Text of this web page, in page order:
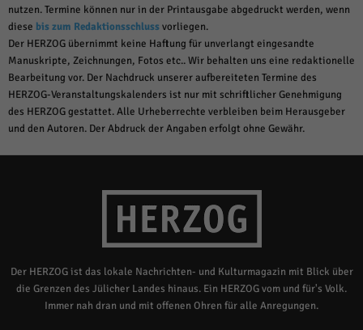
nutzen. Termine können nur in der Printausgabe abgedruckt werden, wenn
diese bis zum Redaktionsschlussvorliegen.
Der HERZOG übernimmt keine Haftung für unverlangt eingesandte
Manuskripte, Zeichnungen, Fotos etc.. Wir behalten uns eine redaktionelle
Bearbeitung vor. Der Nachdruck unserer aufbereiteten Termine des
HERZOG-Veranstaltungskalenders ist nur mit schriftlicher Genehmigung
des HERZOG gestattet. Alle Urheberrechte verbleiben beim Herausgeber
und den Autoren. Der Abdruck der Angaben erfolgt ohne Gewähr.
Der HERZOG ist das lokale Nachrichten- und Kulturmagazin mit Blick über
die Grenzen des Jülicher Landes hinaus. Ein HERZOG vom und für's Volk.
Immer nah dran und mit offenen Ohren für alle Anregungen.